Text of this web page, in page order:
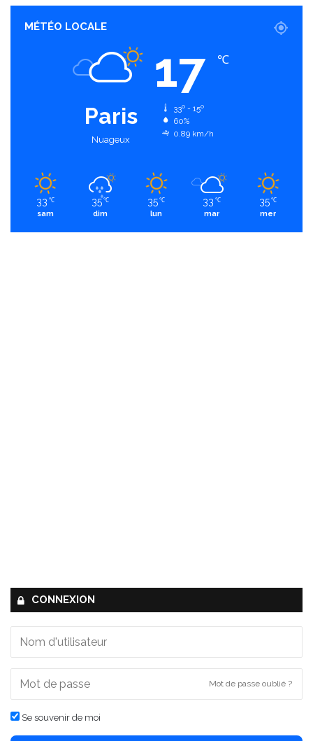
MÉTÉO LOCALE
Paris
Nuageux
17 ℃
33º - 15º
60%
0.89 km/h
33 ℃
sam
35 ℃
dim
35 ℃
lun
33 ℃
mar
35 ℃
mer
CONNEXION
Mot de passe oublié ?
Se souvenir de moi